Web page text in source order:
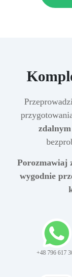
Porozmawiaj
wygodnie
+48 796 617